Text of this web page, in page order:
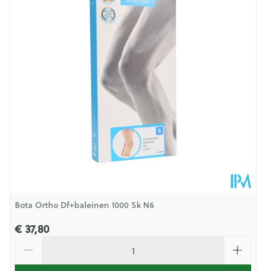
22 mm
Stuk
Kamertemperatuur (15°C - 25°C)
Bota Ortho Df+baleinen 1000 Sk N6
€ 37,80